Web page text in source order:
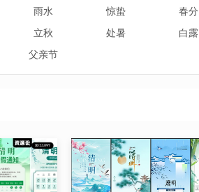
雨水 惊蛰 春分
立秋 处暑 白露
父亲节